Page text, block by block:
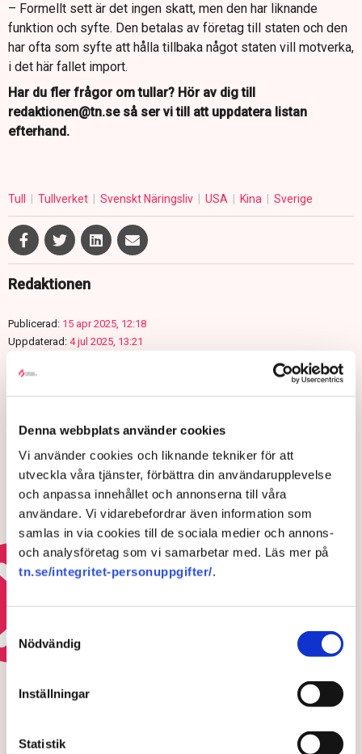
Denna webbplats använder cookies
Vi använder cookies och liknande tekniker för att
utveckla våra tjänster, förbättra din användarupplevelse
och anpassa innehållet och annonserna till våra
användare. Vi vidarebefordrar även information som
samlas in via cookies till de sociala medier och annons-
och analysföretag som vi samarbetar med. Läs mer på
tn.se/integritet-personuppgifter/.
Samtyckesval
Nödvändig
Inställningar
Statistik
– Formellt sett är det ingen skatt, men den har liknande
funktion och syfte. Den betalas av företag till staten och den
har ofta som syfte att hålla tillbaka något staten vill motverka,
i det här fallet import.
Har du fler frågor om tullar? Hör av dig till
redaktionen@tn.se så ser vi till att uppdatera listan
efterhand.
Tull Tullverket Svenskt Näringsliv USA Kina Sverige
Redaktionen
Publicerad: 15 apr 2025, 12:18
Uppdaterad: 4 jul 2025, 13:21
LÄS ÄVEN
6 AUGUSTI 2026 |
Efter Trumps tullmiss – Amazon
får miljardersättning
31 JULI 2026 |
Läs mer om tullkrisen
Polisens svar efter sabotagen i
Grimsås: ”Flera har gripits
och avlägsnats”